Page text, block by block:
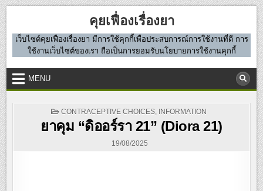
Skip
to
content
คุยเฟื่องเรื่องยา
เว็บไซต์คุยเฟื่องเรื่องยา มีการใช้คุกกี้เพื่อประสบการณ์การใช้งานที่ดี การ
ใช้งานเว็บไซต์ของเรา ถือเป็นการยอมรับนโยบายการใช้งานคุกกี้
MENU
POSTED
CONTRACEPTIVE CHOICES, INFORMATION
ยาคุม “ดิออร์รา 21” (Diora 21)
19/08/2025